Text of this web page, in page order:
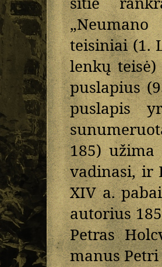
teisiniai (1.
lenkų
puslapius
puslapis
185) užima
vadinasi, ir
XIV a.
autorius
Petras
manus Petri